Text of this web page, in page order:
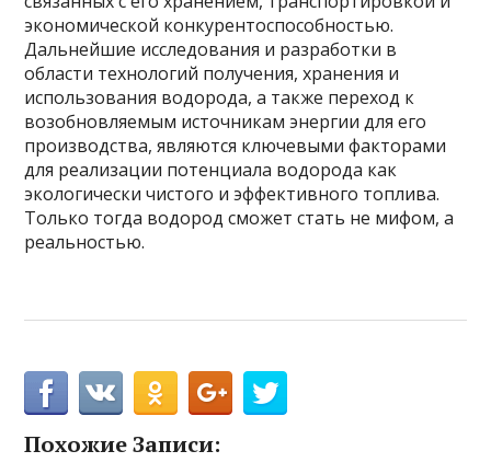
экономической конкурентоспособностью.
Дальнейшие исследования и разработки в
области технологий получения, хранения и
использования водорода, а также переход к
возобновляемым источникам энергии для его
производства, являются ключевыми факторами
для реализации потенциала водорода как
экологически чистого и эффективного топлива.
Только тогда водород сможет стать не мифом, а
реальностью.
Похожие Записи: